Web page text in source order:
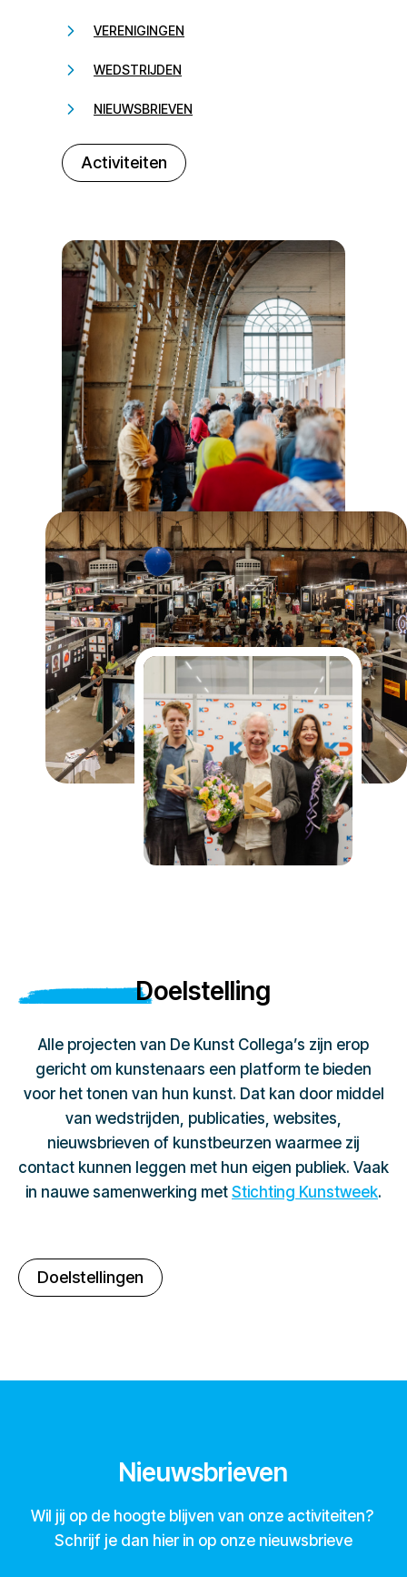
VERENIGINGEN
WEDSTRIJDEN
NIEUWSBRIEVEN
Activiteiten
232323
Doelstelling
Alle projecten van De Kunst Collega’s zijn erop
gericht om kunstenaars een platform te bieden
voor het tonen van hun kunst. Dat kan door middel
van wedstrijden, publicaties, websites,
nieuwsbrieven of kunstbeurzen waarmee zij
contact kunnen leggen met hun eigen publiek. Vaak
in nauwe samenwerking met Stichting Kunstweek.
Doelstellingen
Nieuwsbrieven
Wil jij op de hoogte blijven van onze activiteiten?
Schrijf je dan hier in op onze nieuwsbrieve